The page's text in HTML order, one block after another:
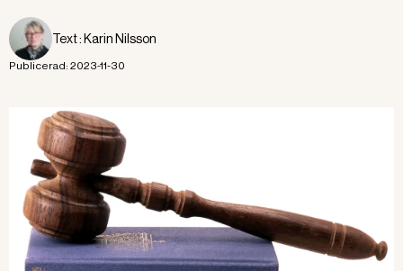
Text : Karin Nilsson
Publicerad: 2023-11-30